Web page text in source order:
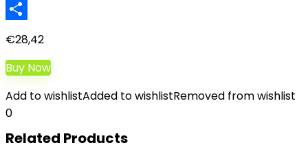
LinkedIn
€28,42
Buy Now
Add to wishlistAdded to wishlistRemoved from wishlist
0
Related Products